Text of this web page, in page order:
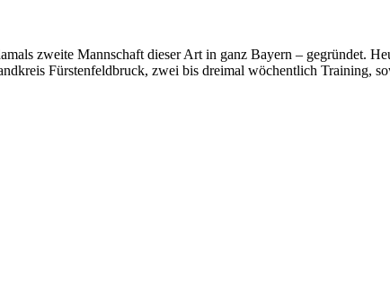
zweite Mannschaft dieser Art in ganz Bayern – gegründet.
Fürstenfeldbruck, zwei bis dreimal wöchentlich Training,